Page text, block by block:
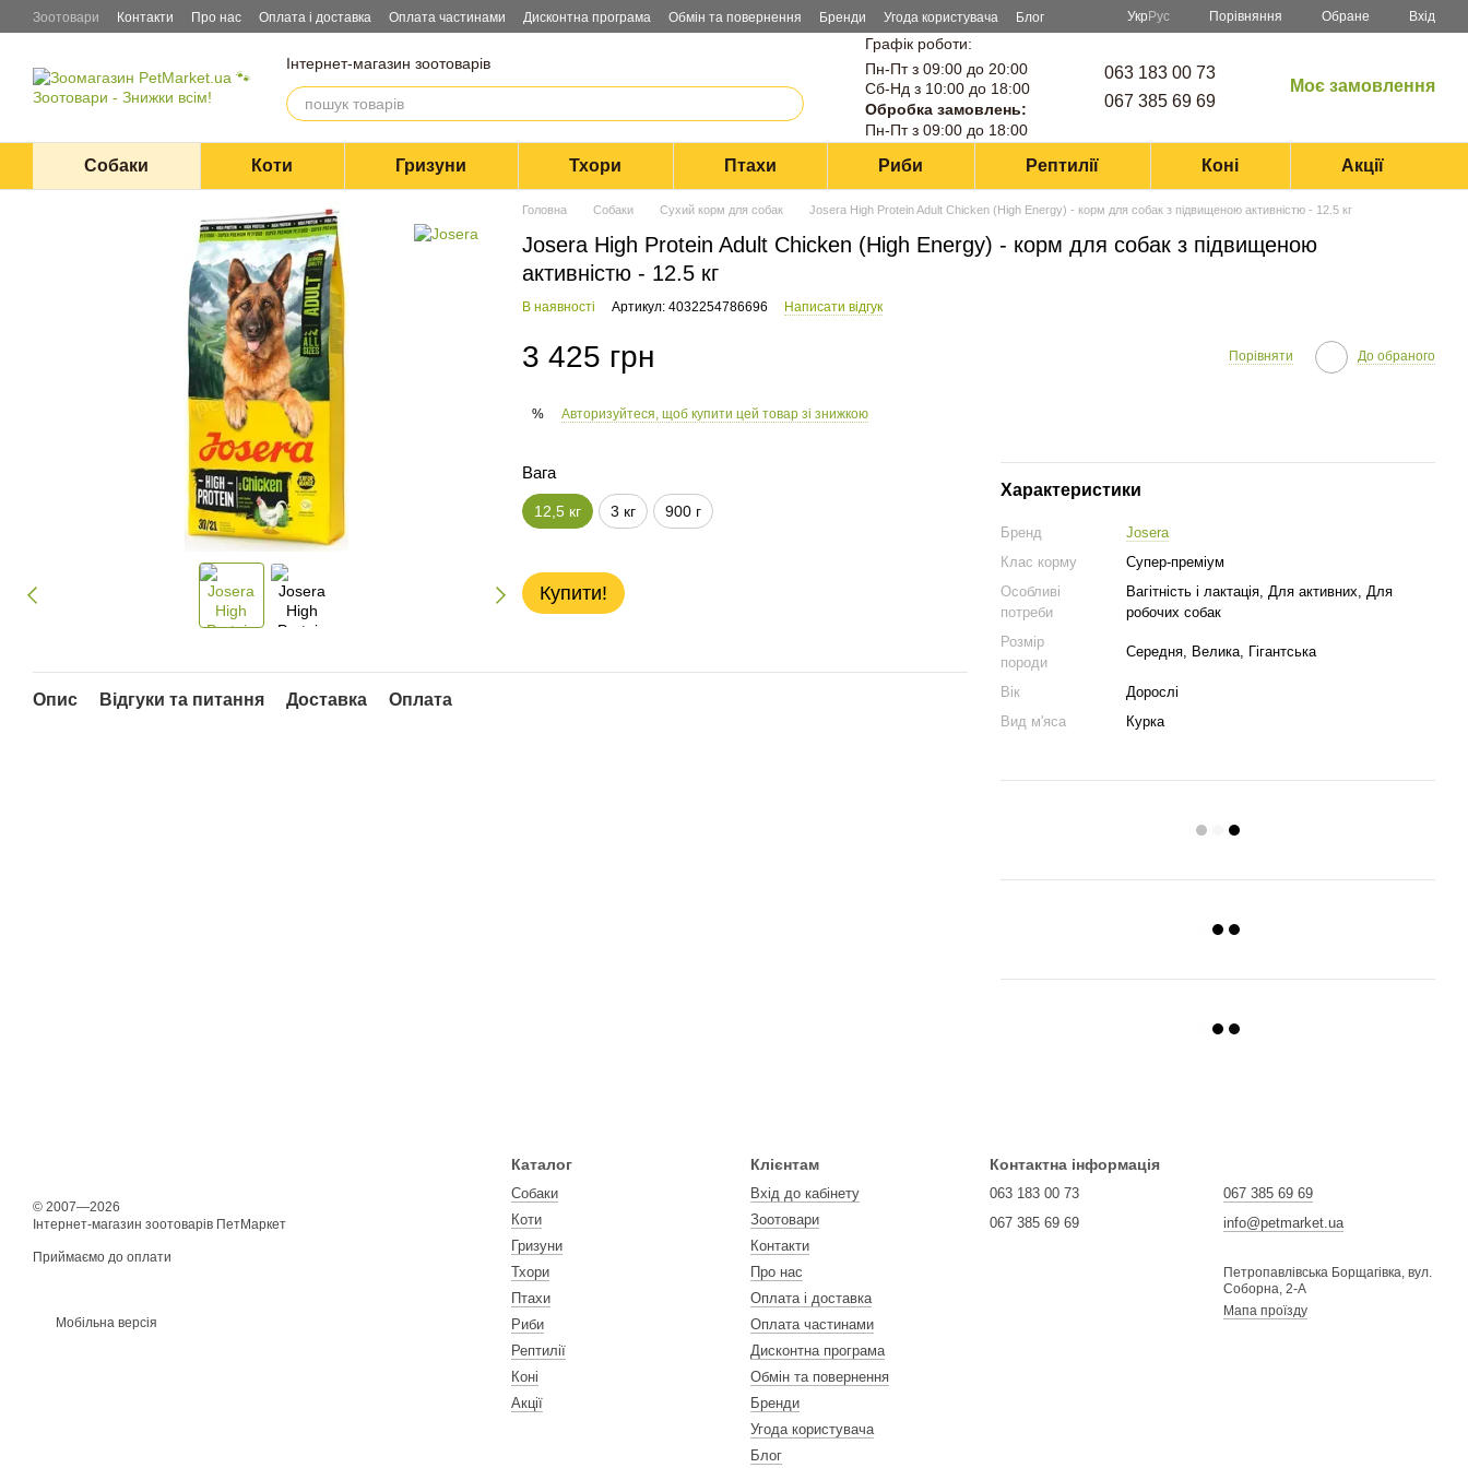
Перейти до основного контенту
Зоотовари Контакти Про нас Оплата і доставка Оплата частинами Дисконтна програма Обмін та повернення Бренди Угода користувача Блог Укр Рус Порівняння Обране Вхід
Інтернет-магазин зоотоварів
Графік роботи:
Пн-Пт з 09:00 до 20:00
Сб-Нд з 10:00 до 18:00
Обробка замовлень:
Пн-Пт з 09:00 до 18:00
063 183 00 73
067 385 69 69
Моє замовлення
Собаки Коти Гризуни Тхори Птахи Риби Рептилії Коні Акції
Головна Собаки Сухий корм для собак Josera High Protein Adult Chicken (High Energy) - корм для собак з підвищеною активністю - 12.5 кг
Josera High Protein Adult Chicken (High Energy) - корм для собак з підвищеною
активністю - 12.5 кг
В наявності Артикул: 4032254786696 Написати відгук
3 425 грн Порівняти До обраного
% Авторизуйтеся, щоб купити цей товар зі знижкою
Вага
12,5 кг 3 кг 900 г
Купити!
Характеристики
Бренд
Josera
Клас корму
Супер-преміум
Особливі
потреби
Вагітність і лактація, Для активних, Для
робочих собак
Розмір
породи
Середня, Велика, Гігантська
Вік
Дорослі
Вид м'яса
Курка
Опис Відгуки та питання Доставка Оплата
© 2007—2026
Інтернет-магазин зоотоварів ПетМаркет
Приймаємо до оплати
Мобільна версія
Каталог
Собаки
Коти
Гризуни
Тхори
Птахи
Риби
Рептилії
Коні
Акції
Клієнтам
Вхід до кабінету
Зоотовари
Контакти
Про нас
Оплата і доставка
Оплата частинами
Дисконтна програма
Обмін та повернення
Бренди
Угода користувача
Блог
Контактна інформація
063 183 00 73
067 385 69 69
067 385 69 69
info@petmarket.ua
Петропавлівська Борщагівка, вул.
Соборна, 2-А
Мапа проїзду